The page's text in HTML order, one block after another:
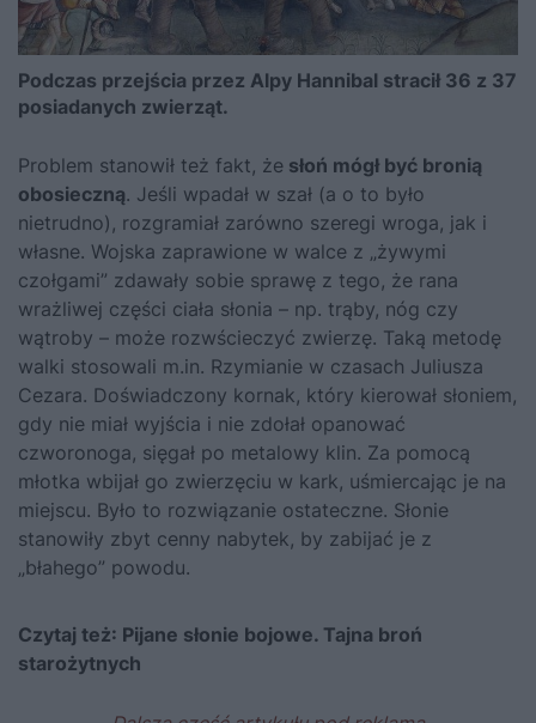
Podczas przejścia przez Alpy Hannibal stracił 36 z 37
posiadanych zwierząt.
Problem stanowił też fakt, że słoń mógł być bronią
obosieczną. Jeśli wpadał w szał (a o to było
nietrudno), rozgramiał zarówno szeregi wroga, jak i
własne. Wojska zaprawione w walce z „żywymi
czołgami” zdawały sobie sprawę z tego, że rana
wrażliwej części ciała słonia – np. trąby, nóg czy
wątroby – może rozwścieczyć zwierzę. Taką metodę
walki stosowali m.in. Rzymianie w czasach Juliusza
Cezara. Doświadczony kornak, który kierował słoniem,
gdy nie miał wyjścia i nie zdołał opanować
czworonoga, sięgał po metalowy klin. Za pomocą
młotka wbijał go zwierzęciu w kark, uśmiercając je na
miejscu. Było to rozwiązanie ostateczne. Słonie
stanowiły zbyt cenny nabytek, by zabijać je z
„błahego” powodu.
Czytaj też: Pijane słonie bojowe. Tajna broń
starożytnych